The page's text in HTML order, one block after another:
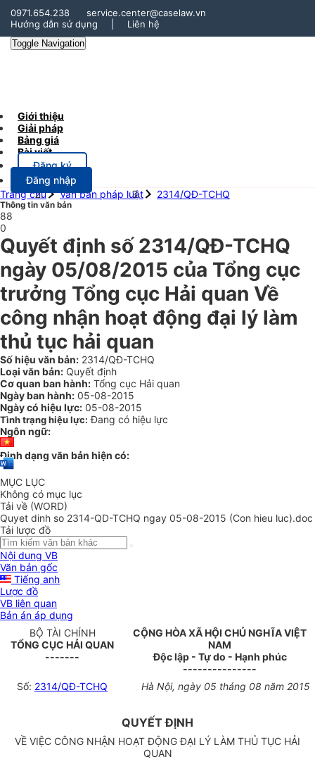
0971.654.238
service.center@caselaw.vn
Hướng dẫn sử dụng
Liên hệ
Toggle Navigation
Giới thiệu
Giải pháp
Bảng giá
Bài viết
Đăng ký
Đăng nhập
Trang chủ
Văn bản pháp luật 2314/QĐ-TCHQ
Thông tin văn bản
88
0
Quyết định số 2314/QĐ-TCHQ
ngày 05/08/2015 của Tổng cục
trưởng Tổng cục Hải quan Về
công nhận hoạt động đại lý làm
thủ tục hải quan
Số hiệu văn bản: 2314/QĐ-TCHQ
Loại văn bản: Quyết định
Cơ quan ban hành: Tổng cục Hải quan
Ngày ban hành: 05-08-2015
Ngày có hiệu lực: 05-08-2015
Tình trạng hiệu lực: Đang có hiệu lực
Ngôn ngữ:
Định dạng văn bản hiện có:
MỤC LỤC
Không có mục lục
Tải về (WORD)
Quyet dinh so 2314-QD-TCHQ ngay 05-08-2015 (Con hieu luc).doc
Tải lược đồ
Nội dung VB
Văn bản gốc
Tiếng anh
Lược đồ
VB liên quan
Bản án áp dụng
BỘ TÀI CHÍNH
TỔNG CỤC HẢI QUAN
-------
CỘNG HÒA XÃ HỘI CHỦ NGHĨA VIỆT
NAM
Độc lập - Tự do - Hạnh phúc
---------------
Số: 2314/QĐ-TCHQ Hà Nội, ngày 05 tháng 08 năm 2015
QUYẾT ĐỊNH
VỀ VIỆC CÔNG NHẬN HOẠT ĐỘNG ĐẠI LÝ LÀM THỦ TỤC HẢI
QUAN